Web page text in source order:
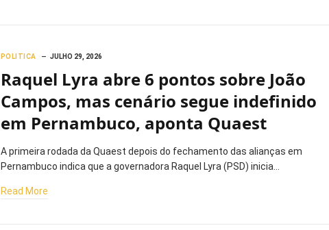
POLITICA JULHO 29, 2026
Raquel Lyra abre 6 pontos sobre João
Campos, mas cenário segue indefinido
em Pernambuco, aponta Quaest
A primeira rodada da Quaest depois do fechamento das alianças em
Pernambuco indica que a governadora Raquel Lyra (PSD) inicia…
Read More